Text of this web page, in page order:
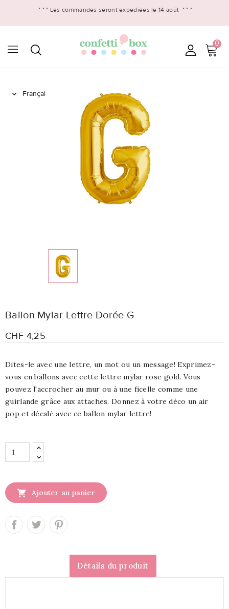
* * * Les commandes seront expédiées le 14 août * * *
0

Ballon Mylar Lettre Dorée G
CHF 4,25
Dites-le avec une lettre, un mot ou un message! Exprimez-
vous en ballons avec cette lettre mylar rose gold. Vous
pouvez l'accrocher au mur ou à une ficelle comme une
guirlande grâce aux attaches. Donnez à votre déco un air
pop et décalé avec ce ballon mylar lettre!
 Ajouter au panier
Détails du produit